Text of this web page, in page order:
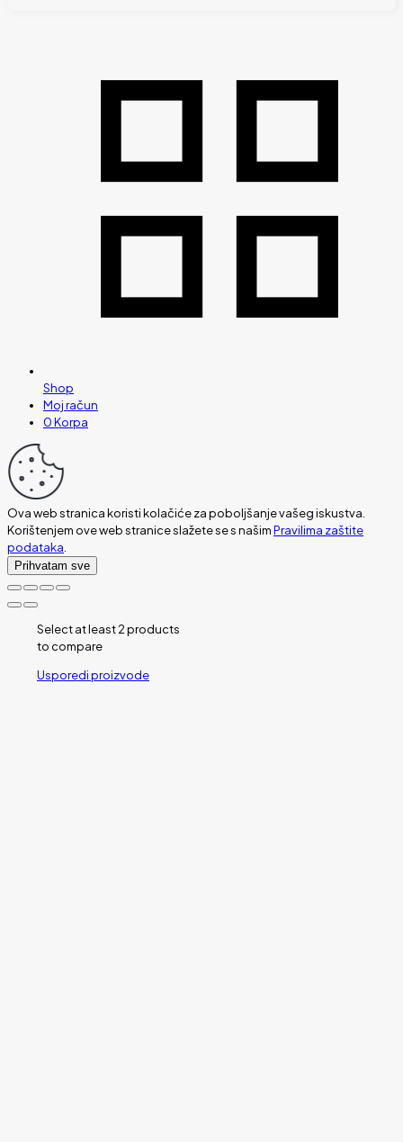
Shop
Moj račun
0Korpa
Ova web stranica koristi kolačiće za poboljšanje vašeg iskustva.
Korištenjem ove web stranice slažete se s našimPravilima zaštite
podataka.
Prihvatam sve
Select at least 2 products
to compare
Usporedi proizvode